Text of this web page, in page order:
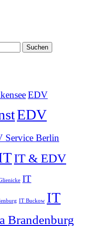
EDV
EDV
Service Berlin
IT & EDV
IT
IT Buckow IT
Brandenburg